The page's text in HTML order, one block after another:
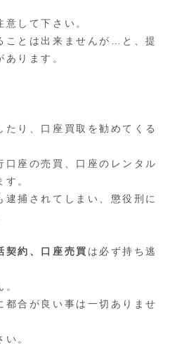
意して下さい。
ことは出来ませんが…と、提
ります。
たり、口座買取を勧めてくる
口座の売買、口座のレンタル
。
捕されてしまい、懲役刑に
契約、口座売買 は必ず持ち逃
都合が良い事は一切ありませ
。